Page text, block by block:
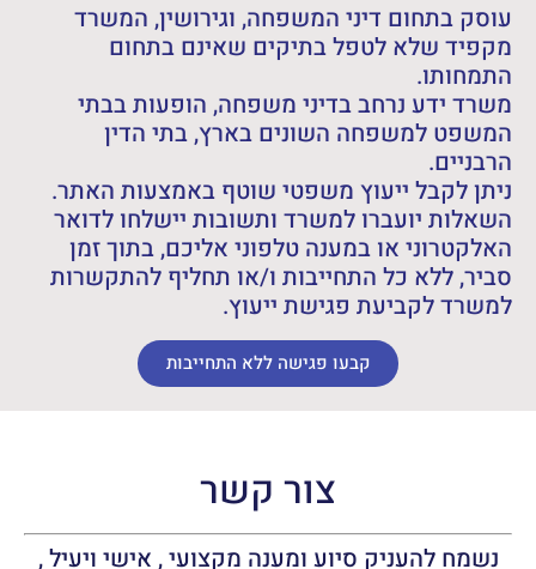
עוסק בתחום דיני המשפחה, וגירושין, המשרד
מקפיד שלא לטפל בתיקים שאינם בתחום
התמחותו.
משרד ידע נרחב בדיני משפחה, הופעות בבתי
המשפט למשפחה השונים בארץ, בתי הדין
הרבניים.
ניתן לקבל ייעוץ משפטי שוטף באמצעות האתר.
השאלות יועברו למשרד ותשובות יישלחו לדואר
האלקטרוני או במענה טלפוני אליכם, בתוך זמן
סביר, ללא כל התחייבות ו/או תחליף להתקשרות
למשרד לקביעת פגישת ייעוץ.
קבעו פגישה ללא התחייבות
צור קשר
נשמח להעניק סיוע ומענה מקצועי , אישי ויעיל ,